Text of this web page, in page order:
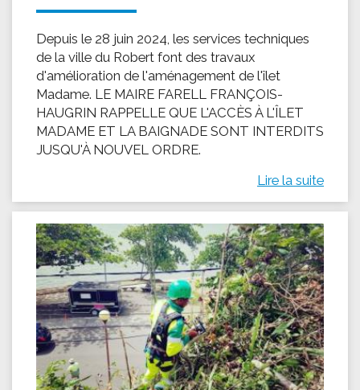
Depuis le 28 juin 2024, les services techniques
de la ville du Robert font des travaux
d'amélioration de l'aménagement de l'îlet
Madame. LE MAIRE FARELL FRANÇOIS-
HAUGRIN RAPPELLE QUE L'ACCÈS À L'ÎLET
MADAME ET LA BAIGNADE SONT INTERDITS
JUSQU'À NOUVEL ORDRE.
Lire la suite